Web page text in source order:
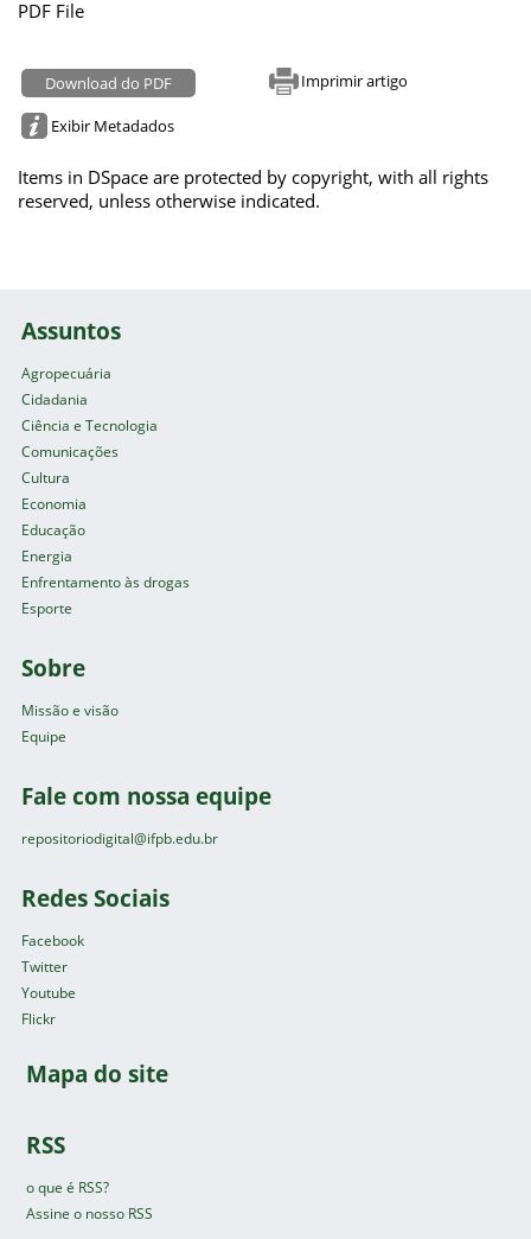
PDF File
Download do PDF Imprimir artigo
Exibir Metadados
Items in DSpace are protected by copyright, with all rights
reserved, unless otherwise indicated.
Assuntos
Agropecuária
Cidadania
Ciência e Tecnologia
Comunicações
Cultura
Economia
Educação
Energia
Enfrentamento às drogas
Esporte
Sobre
Missão e visão
Equipe
Fale com nossa equipe
repositoriodigital@ifpb.edu.br
Redes Sociais
Facebook
Twitter
Youtube
Flickr
Mapa do site
RSS
o que é RSS?
Assine o nosso RSS